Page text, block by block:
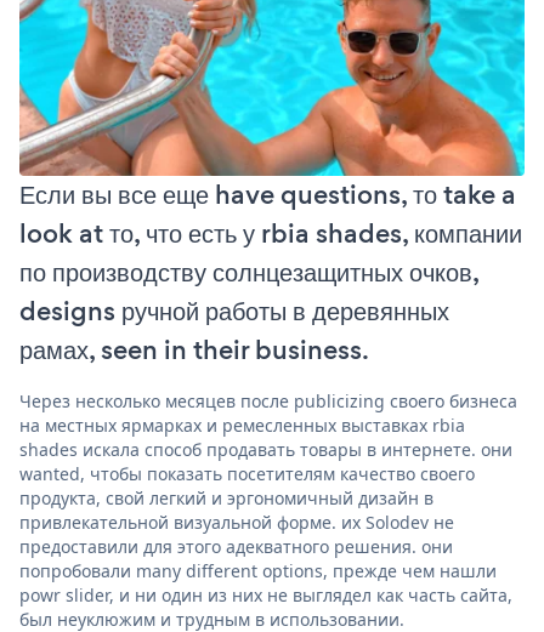
Если вы все еще have questions, то take a
look at то, что есть у rbia shades, компании
по производству солнцезащитных очков,
designs ручной работы в деревянных
рамах, seen in their business.
Через несколько месяцев после publicizing своего бизнеса
на местных ярмарках и ремесленных выставках rbia
shades искала способ продавать товары в интернете. они
wanted, чтобы показать посетителям качество своего
продукта, свой легкий и эргономичный дизайн в
привлекательной визуальной форме. их Solodev не
предоставили для этого адекватного решения. они
попробовали many different options, прежде чем нашли
powr slider, и ни один из них не выглядел как часть сайта,
был неуклюжим и трудным в использовании.